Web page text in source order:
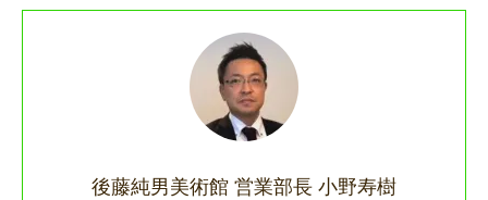
後藤純男美術館 営業部長 小野寿樹